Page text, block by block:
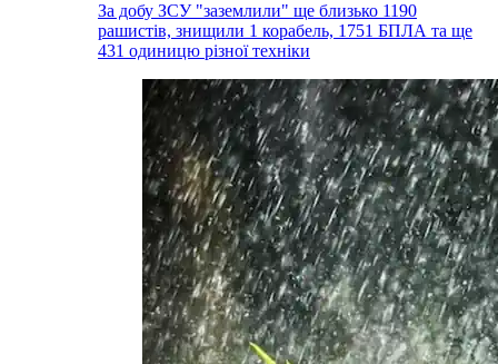
За добу ЗСУ "заземлили" ще близько 1190
рашистів, знищили 1 корабель, 1751 БПЛА та ще
431 одиницю різної техніки